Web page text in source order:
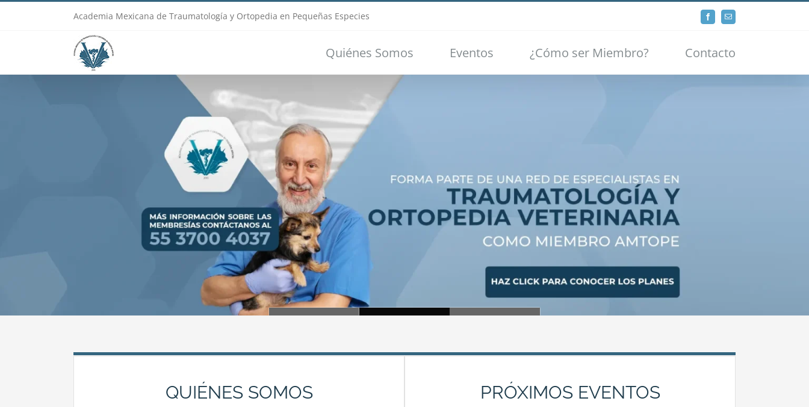
Academia Mexicana de Traumatología y Ortopedia en Pequeñas Especies FacebookEmail
Quiénes Somos Eventos ¿Cómo ser Miembro? Contacto
Loading...
QUIÉNES SOMOS PRÓXIMOS EVENTOS